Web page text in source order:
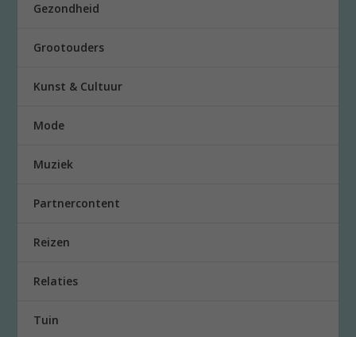
Gezondheid
Grootouders
Kunst & Cultuur
Mode
Muziek
Partnercontent
Reizen
Relaties
Tuin